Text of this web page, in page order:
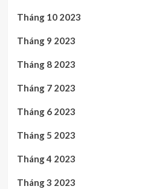
Tháng 10 2023
Tháng 9 2023
Tháng 8 2023
Tháng 7 2023
Tháng 6 2023
Tháng 5 2023
Tháng 4 2023
Tháng 3 2023